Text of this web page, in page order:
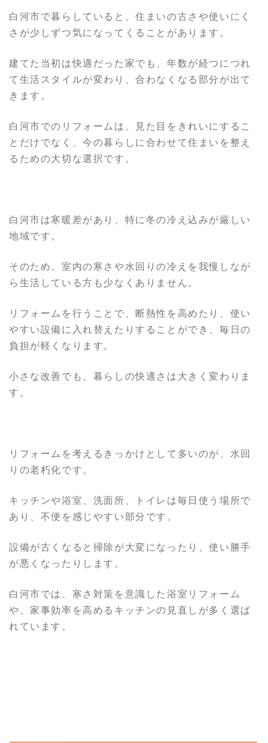
新
日
:
白河市で暮らしていると、住まいの古さや使いにく
さが少しずつ気になってくることがあります。
建てた当初は快適だった家でも、年数が経つにつれ
て生活スタイルが変わり、合わなくなる部分が出て
きます。
白河市でのリフォームは、見た目をきれいにするこ
とだけでなく、今の暮らしに合わせて住まいを整え
るための大切な選択です。
白河市は寒暖差があり、特に冬の冷え込みが厳しい
地域です。
そのため、室内の寒さや水回りの冷えを我慢しなが
ら生活している方も少なくありません。
リフォームを行うことで、断熱性を高めたり、使い
やすい設備に入れ替えたりすることができ、毎日の
負担が軽くなります。
小さな改善でも、暮らしの快適さは大きく変わりま
す。
リフォームを考えるきっかけとして多いのが、水回
りの老朽化です。
キッチンや浴室、洗面所、トイレは毎日使う場所で
あり、不便を感じやすい部分です。
設備が古くなると掃除が大変になったり、使い勝手
が悪くなったりします。
白河市では、寒さ対策を意識した浴室リフォーム
や、家事効率を高めるキッチンの見直しが多く選ば
れています。